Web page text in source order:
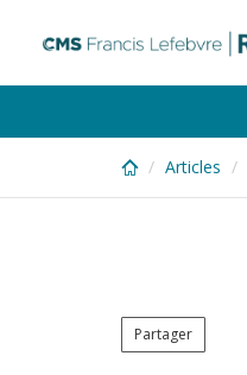
content
Articles
Partager